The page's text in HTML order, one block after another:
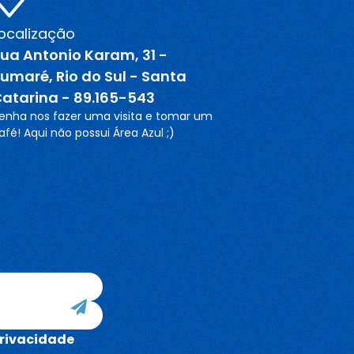
Antonio Karam, 31 -
Rio do Sul - Santa
- 89.165-543
nos fazer uma visita e tomar um
Aqui não possui Área Azul ;)